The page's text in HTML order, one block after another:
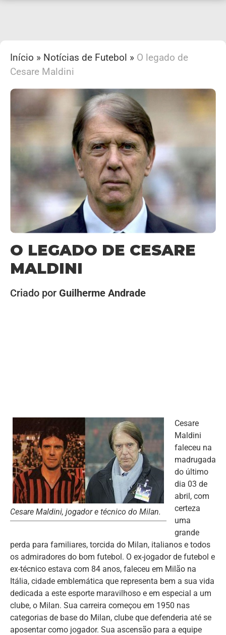
Início » Notícias de Futebol » O legado de
Cesare Maldini
O LEGADO DE CESARE
MALDINI
Criado por Guilherme Andrade
Cesare Maldini, jogador e técnico do Milan.
Cesare
Maldini
faleceu na
madrugada
do último
dia 03 de
abril, com
certeza
uma
grande
perda para familiares, torcida do Milan, italianos e todos
os admiradores do bom futebol. O ex-jogador de futebol e
ex-técnico estava com 84 anos, faleceu em Milão na
Itália, cidade emblemática que representa bem a sua vida
dedicada a este esporte maravilhoso e em especial a um
clube, o Milan. Sua carreira começou em 1950 nas
categorias de base do Milan, clube que defenderia até se
aposentar como jogador. Sua ascensão para a equipe